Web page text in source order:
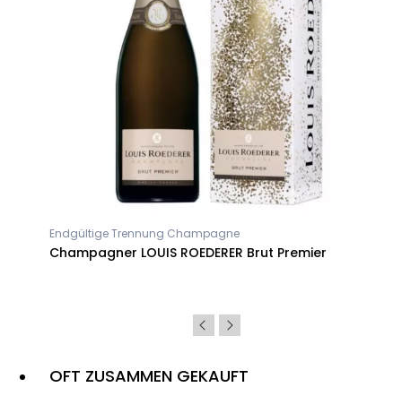
Endgültige Trennung Champagne
Champagner LOUIS ROEDERER Brut Premier
OFT ZUSAMMEN GEKAUFT